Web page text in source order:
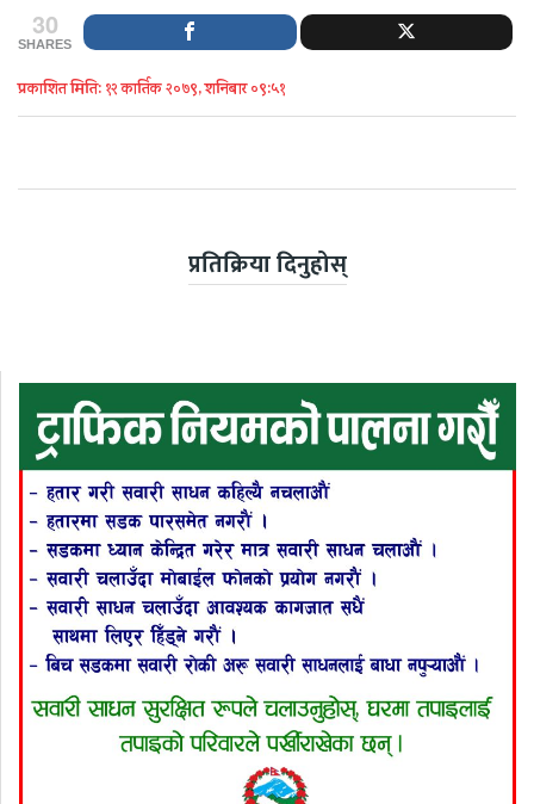
30
SHARES
प्रकाशित मिति: १२ कार्तिक २०७९, शनिबार ०९:५१
प्रतिक्रिया दिनुहोस्